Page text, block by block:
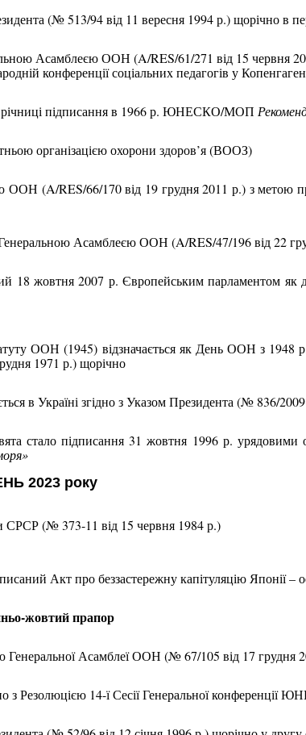
(№ 513/94 від 11 вересня 1994 р.) щорічно в
Асамблеєю ООН (A/RES/61/271 від 15 червня
конференції соціальних педагогів у
річниці підписання в 1966 р. ЮНЕСКО/МОП
організацією охорони здоров’я (ВООЗ)
ООН (A/RES/66/170 від 19 грудня 2011 р.) з метою
Асамблеєю ООН (A/RES/47/196 від 22
18 жовтня 2007 р. Європейським парламентом як
ООН (1945) відзначається як День ООН з
1971 р.) щорічно
в Україні згідно з Указом Президента (№ 836/
стало підписання 31 жовтня 1996 р. урядовими
2023 року
СРСР (№ 373-11 від 15 червня 1984 р.)
Акт про беззастережну капітуляцію Японії
жовтий прапор
Генеральної Асамблеї ООН (№ 67/105 від 17 грудня
з Резолюцією 14-ї Сесії Генеральної конференції